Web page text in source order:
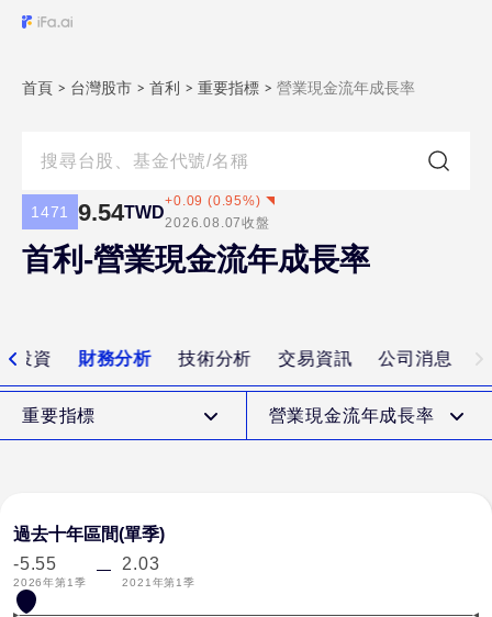
首頁 > 台灣股市 > 首利 > 重要指標 > 營業現金流年成長率
1471 9.54TWD
+0.09 (0.95%)
2026.08.07收盤
首利-營業現金流年成長率
投資 財務分析 技術分析 交易資訊 公司消息
重要指標 營業現金流年成長率
過去十年區間(單季)
-5.55
2026年第1季
2.03
2021年第1季